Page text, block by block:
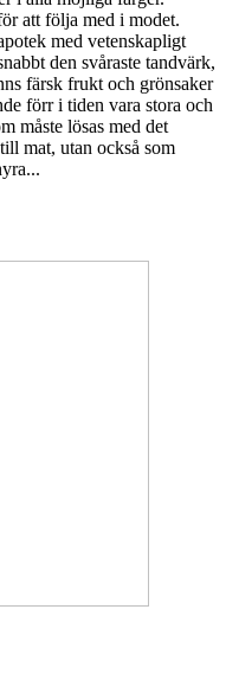
att följa med i modet.
med vetenskapligt
den svåraste tandvärk,
färsk frukt och grönsaker
förr i tiden vara stora och
måste lösas med det
mat, utan också som